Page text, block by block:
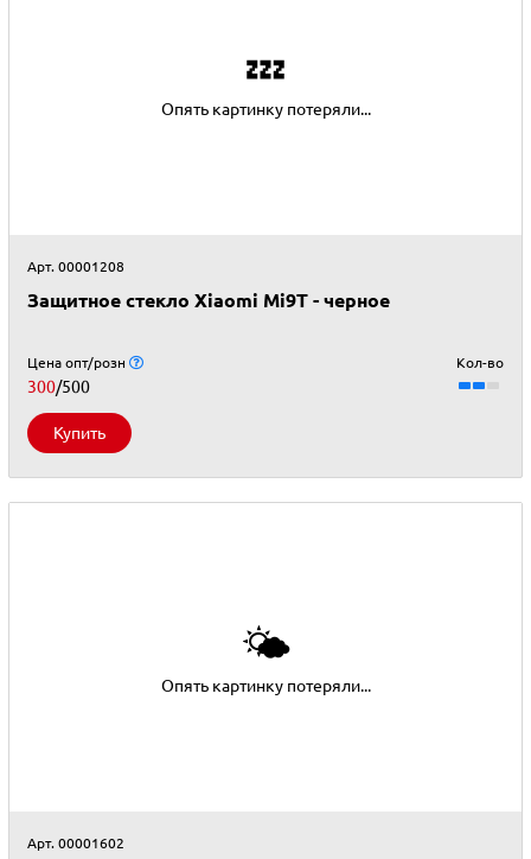
💤
Опять картинку потеряли...
Арт. 00001208
Защитное стекло Xiaomi Mi9T - черное
Цена опт/розн
300/500
Кол-во
Купить
🌤
Опять картинку потеряли...
Арт. 00001602